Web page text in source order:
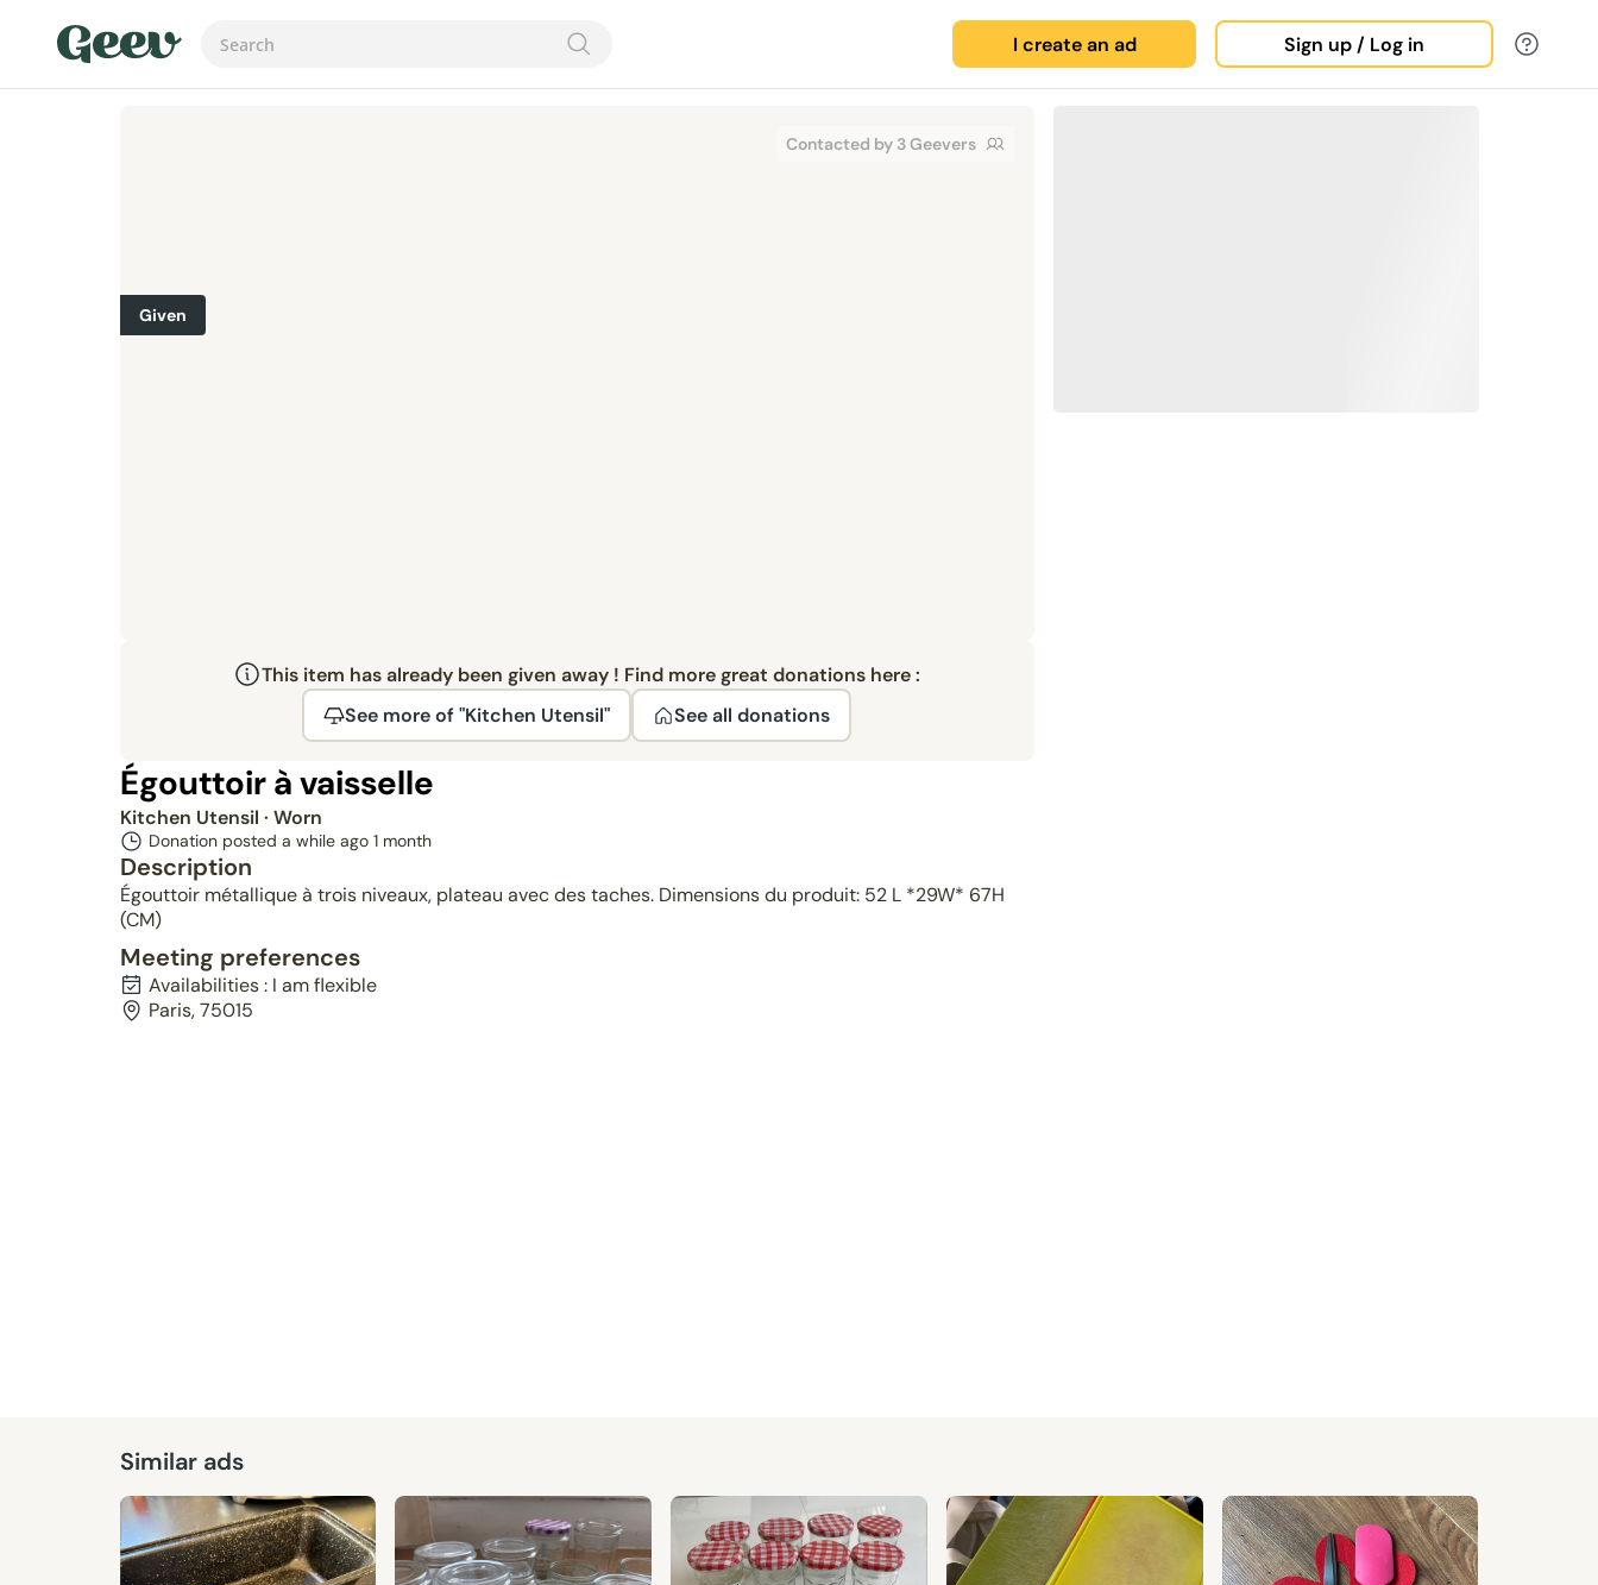
I create an ad Sign up / Log in
Contacted by 3 Geevers
Given
This item has already been given away ! Find more great donations here :
See more of "Kitchen Utensil"
See all donations
Égouttoir à vaisselle
Kitchen Utensil · Worn
Donation posted a while ago 1 month
Description
Égouttoir métallique à trois niveaux, plateau avec des taches. Dimensions du produit: 52 L *29W* 67H
(CM)
Meeting preferences
Availabilities : I am flexible
Paris, 75015
Similar ads